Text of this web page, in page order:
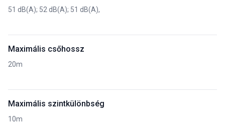
51 dB(A); 52 dB(A); 51 dB(A),
Maximális csőhossz
20m
Maximális szintkülönbség
10m